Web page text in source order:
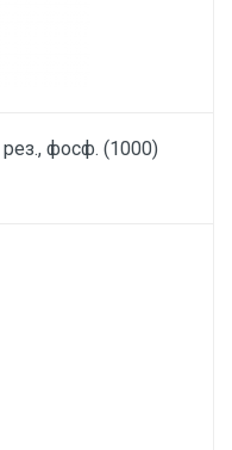
фосф. (1000)